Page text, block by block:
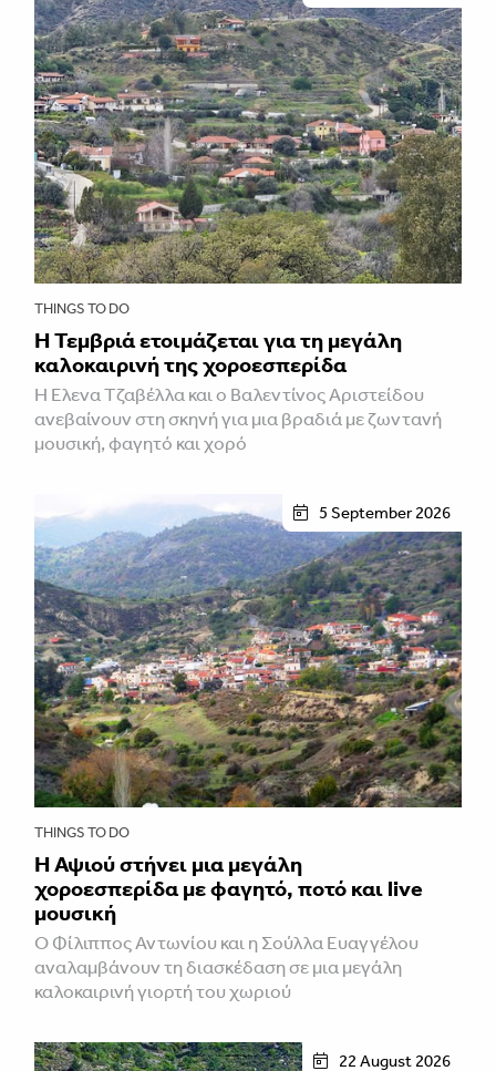
THINGS TO DO
Η Τεμβριά ετοιμάζεται για τη μεγάλη
καλοκαιρινή της χοροεσπερίδα
Η Έλενα Τζαβέλλα και ο Βαλεντίνος Αριστείδου
ανεβαίνουν στη σκηνή για μια βραδιά με ζωντανή
μουσική, φαγητό και χορό
5 September 2026
THINGS TO DO
Η Αψιού στήνει μια μεγάλη
χοροεσπερίδα με φαγητό, ποτό και live
μουσική
Ο Φίλιππος Αντωνίου και η Σούλλα Ευαγγέλου
αναλαμβάνουν τη διασκέδαση σε μια μεγάλη
καλοκαιρινή γιορτή του χωριού
22 August 2026